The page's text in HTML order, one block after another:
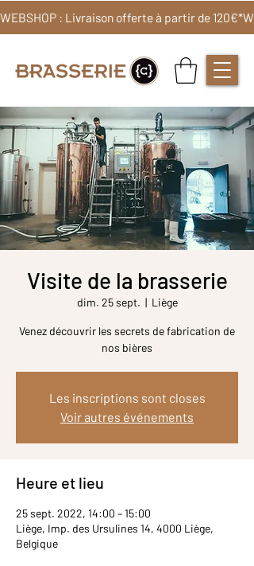
WEBSHOP : Livraison offerte à partir de 120€*
Visite de la brasserie
dim. 25 sept.
  |
Liège
Venez découvrir les secrets de fabrication de
nos bières
Les inscriptions sont closes
Voir autres événements
Heure et lieu
25 sept. 2022, 14:00 – 15:00
Liège, Imp. des Ursulines 14, 4000 Liège,
Belgique